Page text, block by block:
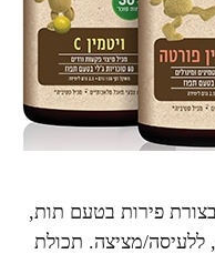
בצורת פירות בטעם תות,
ללעיסה/מציצה. תכולת